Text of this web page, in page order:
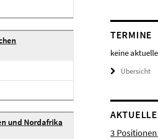
und Nordafrika
TERMINE
keine
Übersicht
3